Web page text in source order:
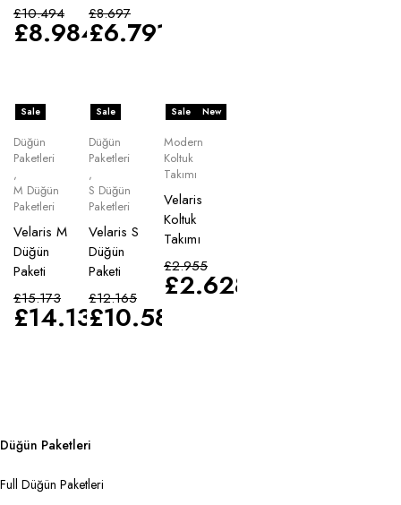
£10.494
£8.984
£8.697
£6.791
Sale
Düğün
Paketleri
,
M Düğün
Paketleri
Velaris M
Düğün
Paketi
£15.173
£14.135
Sale
Düğün
Paketleri
,
S Düğün
Paketleri
Velaris S
Düğün
Paketi
£12.165
£10.583
Sale New
Modern
Koltuk
Takımı
Velaris
Koltuk
Takımı
£2.955
£2.628
Düğün Paketleri
Full Düğün Paketleri